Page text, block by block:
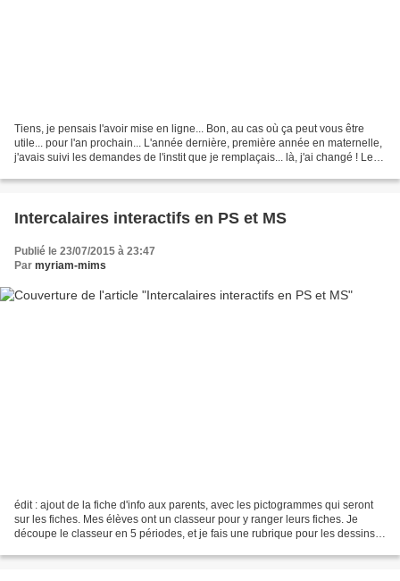
Tiens, je pensais l'avoir mise en ligne... Bon, au cas où ça peut vous être
utile... pour l'an prochain... L'année dernière, première année en maternelle,
j'avais suivi les demandes de l'instit que je remplaçais... là, j'ai changé ! Le
Intercalaires interactifs en PS et MS
Publié le 23/07/2015 à 23:47
Par myriam-mims
édit : ajout de la fiche d'info aux parents, avec les pictogrammes qui seront
sur les fiches. Mes élèves ont un classeur pour y ranger leurs fiches. Je
découpe le classeur en 5 périodes, et je fais une rubrique pour les dessins